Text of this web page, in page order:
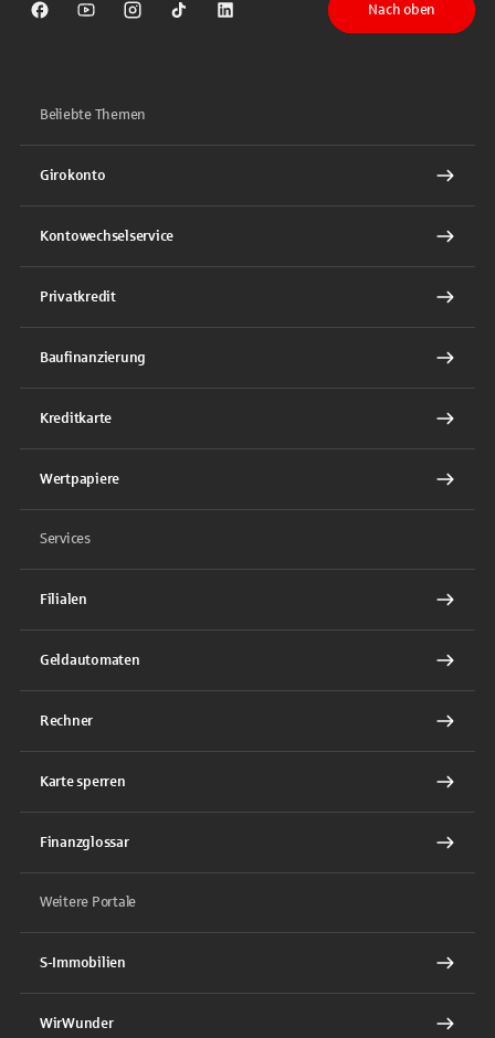
Sparkasse auf Facebook
Sparkasse auf Youtube
Sparkasse auf Instagram
Sparkasse auf TikTok
Sparkasse auf LinkedIn
Nach oben
Beliebte Themen
Girokonto
Kontowechselservice
Privatkredit
Baufinanzierung
Kreditkarte
Wertpapiere
Services
Filialen
Geldautomaten
Rechner
Karte sperren
Finanzglossar
Weitere Portale
S-Immobilien
WirWunder